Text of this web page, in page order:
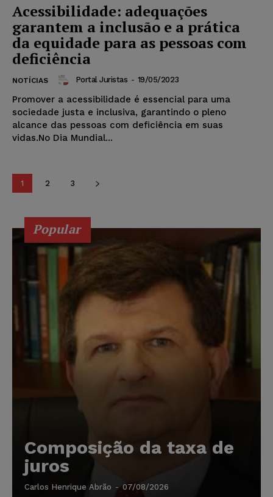
Acessibilidade: adequações
garantem a inclusão e a prática
da equidade para as pessoas com
deficiência
NOTÍCIAS Portal Juristas - 19/05/2023
Promover a acessibilidade é essencial para uma
sociedade justa e inclusiva, garantindo o pleno
alcance das pessoas com deficiência em suas
vidas.No Dia Mundial...
1 2 3
Popular
Composição da taxa de
juros
Carlos Henrique Abrão - 07/08/2026